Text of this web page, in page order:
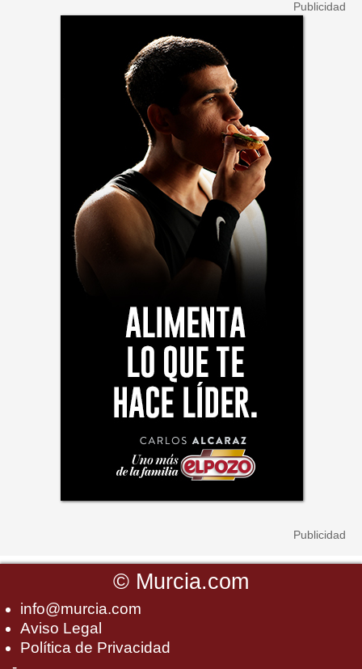
© Murcia.com
info@murcia.com
Aviso Legal
Política de Privacidad